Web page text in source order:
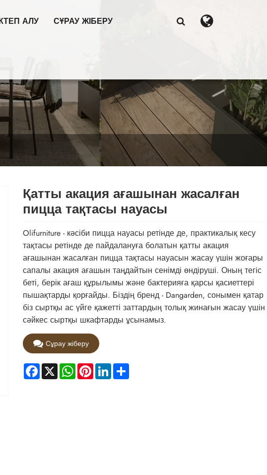
АЛУ СҰРАУ ЖІБЕРУ
Қатты акация ағашынан жасалған
пицца тақтасы науасы
Olifurniture - кәсіби пицца науасы ретінде де, практикалық кесу
тақтасы ретінде де пайдалануға болатын қатты акация
ағашынан жасалған пицца тақтасы науасын жасау үшін жоғары
сапалы акация ағашын таңдайтын сенімді өндіруші. Оның тегіс
беті, берік ағаш құрылымы және бактерияға қарсы қасиеттері
пышақтарды қорғайды. Біздің бренд - Dangarden, сонымен қатар
біз сыртқы ас үйге қажетті заттардың толық жинағын жасау үшін
сәйкес сыртқы шкафтарды ұсынамыз.
Сұрау жіберу
Facebook
X WhatsApp
PinterestLinkedInShare